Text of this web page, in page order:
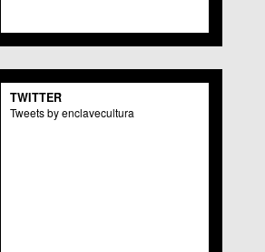
TWITTER
Tweets by enclavecultura